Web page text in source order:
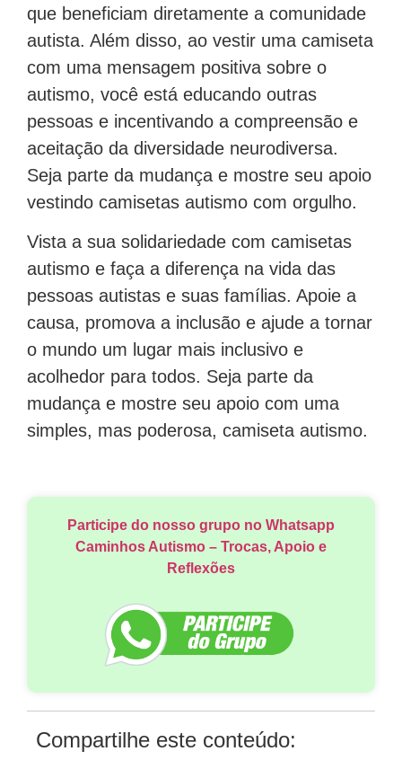
que beneficiam diretamente a comunidade
autista. Além disso, ao vestir uma camiseta
com uma mensagem positiva sobre o
autismo, você está educando outras
pessoas e incentivando a compreensão e
aceitação da diversidade neurodiversa.
Seja parte da mudança e mostre seu apoio
vestindo camisetas autismo com orgulho.
Vista a sua solidariedade com camisetas
autismo e faça a diferença na vida das
pessoas autistas e suas famílias. Apoie a
causa, promova a inclusão e ajude a tornar
o mundo um lugar mais inclusivo e
acolhedor para todos. Seja parte da
mudança e mostre seu apoio com uma
simples, mas poderosa, camiseta autismo.
Participe do nosso grupo no Whatsapp
Caminhos Autismo – Trocas, Apoio e
Reflexões
Compartilhe este conteúdo: